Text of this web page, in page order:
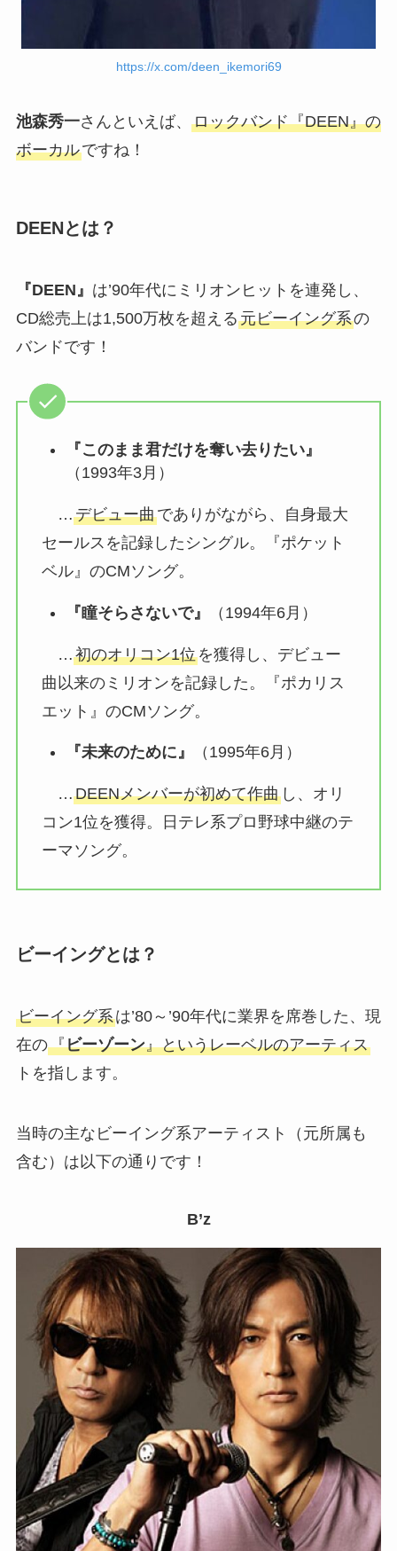
https://x.com/deen_ikemori69
池森秀一さんといえば、 ロックバンド『DEEN』の
ボーカルですね！
DEENとは？
『DEEN』 は’90年代にミリオンヒットを連発し、
CD総売上は1,500万枚を超える元ビーイング系の
バンドです！
『このまま君だけを奪い去りたい』
（1993年3月）
…デビュー曲でありがながら、自身最大
セールスを記録したシングル。『ポケット
ベル』のCMソング。
『瞳そらさないで』 （1994年6月）
…初のオリコン1位を獲得し、デビュー
曲以来のミリオンを記録した。『ポカリス
エット』のCMソング。
『未来のために』 （1995年6月）
…DEENメンバーが初めて作曲し、オリ
コン1位を獲得。日テレ系プロ野球中継のテ
ーマソング。
ビーイングとは？
ビーイング系は’80～’90年代に業界を席巻した、現
在の『ビーゾーン』というレーベルのアーティス
トを指します。
当時の主なビーイング系アーティスト（元所属も
含む）は以下の通りです！
B’z